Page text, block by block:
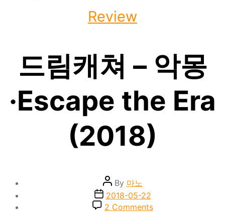
Categories
Review
드림캐쳐 – 악몽
·Escape the Era
(2018)
Post
author
By 마노
Post
date
2018-05-22
2 Commentson